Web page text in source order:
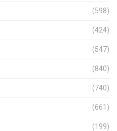
(598)
(424)
(547)
(840)
(740)
(661)
(199)